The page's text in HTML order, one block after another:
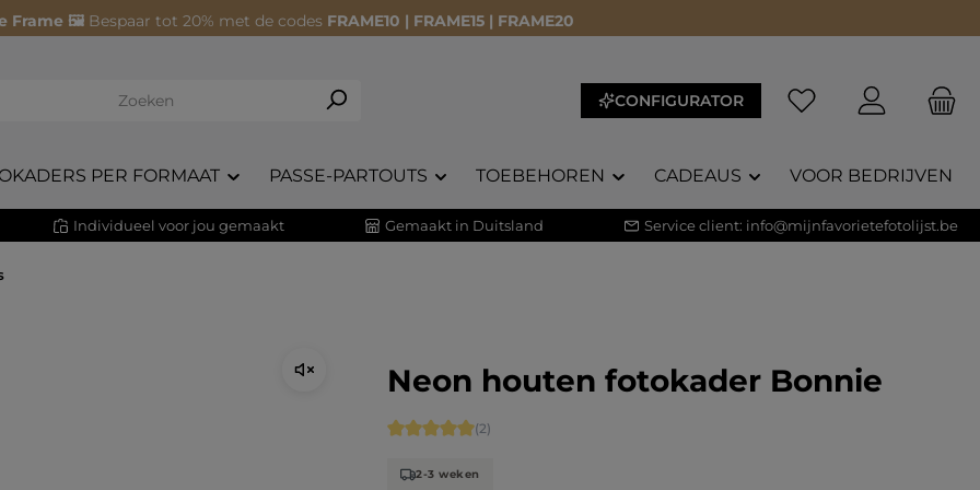
Frame 🖼️ Bespaar tot 20% met de codes FRAME10 | FRAME15 | FRAME20
CONFIGURATOR
PER FORMAAT PASSE-PARTOUTS TOEBEHOREN CADEAUS VOOR BEDRIJVEN
Individueel voor jou gemaakt Gemaakt in Duitsland Service client: info@mijnfavorietefotolijst.be
Neon houten fotokader Bonnie
Gemiddelde score van 5 op 5 sterren
(2)
2-3 weken